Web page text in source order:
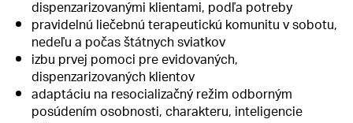
dispenzarizovanými klientami, podľa potreby
pravidelnú liečebnú terapeutickú komunitu v sobotu,
nedeľu a počas štátnych sviatkov
izbu prvej pomoci pre evidovaných,
dispenzarizovaných klientov
adaptáciu na resocializačný režim odborným
posúdením osobnosti, charakteru, inteligencie